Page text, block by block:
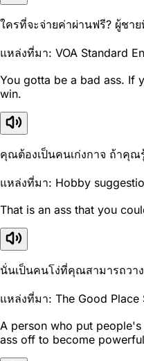
ใครที่จะจ่ายค่าผ่านฟรี? ผู้ชา
แหล่งที่มา: VOA Standard
You gotta be a bad ass. If
win.
คุณต้องเป็นคนเก่งกาจ ถ้าคุณ
แหล่งที่มา: Hobby
That is an ass that you
นั่นเป็นคนโง่ที่คุณสามารถวาง
แหล่งที่มา: The Good Place
A person who put
ass off to become